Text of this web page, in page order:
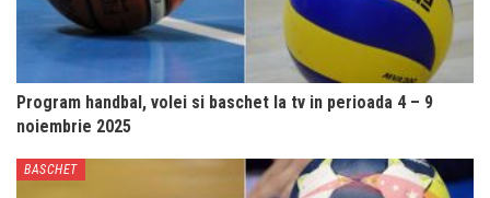
Program handbal, volei si baschet la tv in perioada 4 – 9
noiembrie 2025
BASCHET